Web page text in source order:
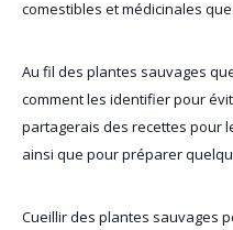
comestibles et médicinales
Au fil des plantes sauvages
comment les identifier pour
partagerais des recettes pour
ainsi que pour préparer
Cueillir des plantes sauvages